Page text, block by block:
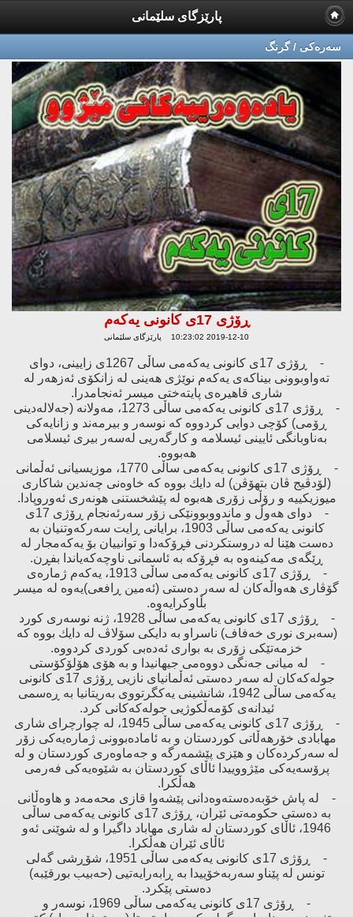
پارێزگای سلێمانی
سه‌ره‌كی / گرنگ
ڕۆژی 17ی كانونی یەكەم
2019-12-10 10:23:02 پارێزگای سلێمانی
- ڕۆژی 17ی كانونی یەكەمی ساڵی 1267ی زایینی، دوای
تەواوبوونی بیناكەی یەكەم نوێژی هەینی لە زانكۆی ئەزهەر لە
شاری قاهیرەی پایتەختی میسر ئەنجامدرا.
- ڕۆژی 17ی كانونی یەكەمی ساڵی 1273، مەولانە (جەلالەدینی
ڕۆمی) كۆچی دوایی كردووە كە نوسەر ‌و بیرمەند ‌و زانایەكی
بەناوبانگی ئایینی ئیسلامە ‌و كارگەریی لەسەر بیری ئیسلامی
هەبووە.
- ڕۆژی 17ی كانونی یەكەمی ساڵی 1770، موزیسیانی ئەڵمانی
(لۆدڤیج ڤان بتهۆڤن) لە دایك بووە كە خاوەنی چەندین شاكاری
میوزیكییە ‌و رۆڵی زۆری هەبوە لە پێشخستنی هونەری ئەوروپادا.
- دوای هەوڵ ‌و ماندووبوونێكی زۆر سەرئەنجام ڕۆژی 17ی
كانونی یەكەمی ساڵی 1903، برایانی ڕایت سەركەوتنیان بە
دەست هێنا لە دروستكردنی فڕۆكەدا ‌و توانییان بۆ یەكەمجار لە
ڕێگەی مەكینەوە بە فڕۆكە بە ئاسمانی ناوچەكەیاندا بفڕن.
- ڕۆژی 17ی كانونی یەكەمی ساڵی 1913، یەكەم ژمارەی
گۆڤاری هەواڵەكان لە سەر دەستی (ئەمین ڕافعی)یەوە لە میسر
بڵاوكرایەوە.
- ڕۆژی 17ی كانونی یەكەمی ساڵی 1928، ژنە نوسەری كورد
(سەبری نوری خەفاف) ناسراو بە دایكی سۆلاڤ لە دایك بووە كە
خزمەتێكی زۆری بە بواری ئەدەبی كوردی كردووە.
- لە میانی جەنگی دووەمی جیهانیدا ‌و بە هۆی هۆلۆكۆستی
جولەكەكان لە سەر دەستی ئەڵمانیای نازیی ڕۆژی 17ی كانونی
یەكەمی ساڵی 1942، شانشینی یەكگرتووی بەریتانیا بە ڕەسمی
ئیدانەی كۆمەڵكوژیی جولەكەكانی كرد.
- ڕۆژی 17ی كانونی یەكەمی ساڵی 1945، لە چوارچرای شاری
مهابادی خۆرهەڵاتی كوردستان ‌و بە ئامادەبوونی ژمارەیەكی زۆر
لە سەركردەكان ‌و هێزی پێشمەرگە ‌و جەماوەری كوردستان ‌و لە
پرۆسەیەكی مێژووییدا ئاڵای كوردستان بە شێوەیەكی فەرمی
هەڵكرا.
- لە پاش خۆبەدەستەوەدانی پێشەوا قازی محەمەد ‌و هاوەڵانی
بە دەستی حكومەتی ئێران، ڕۆژی 17ی كانونی یەكەمی ساڵی
1946، ئاڵای كوردستان لە شاری مهاباد داگیرا ‌و لە شوێنی ئەو
ئاڵای ئێران هەڵكرا.
- ڕۆژی 17ی كانونی یەكەمی ساڵی 1951، شۆڕشی گەلی
تونس لە پێناو سەربەخۆییدا بە ڕابەرایەتیی (حەبیب بورقێبە)
دەستی پێكرد.
- ڕۆژی 17ی كانونی یەكەمی ساڵی 1969، نوسەر ‌و